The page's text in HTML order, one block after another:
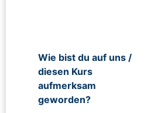
Wie bist du auf uns /
diesen Kurs
aufmerksam
geworden?